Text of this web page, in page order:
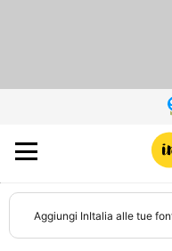
Aggiungi InItalia alle tue